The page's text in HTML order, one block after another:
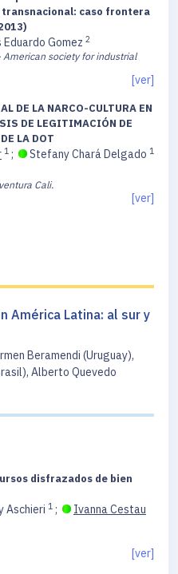
caso frontera
Eduardo Gomez 2
American society for industrial
[ver]
DE LA NARCO-CULTURA EN
DE LEGITIMACIÓN DE
LA DOT
1 ; Stefany Chará Delgado 1
Cali.
[ver]
América Latina: al sur y
Beramendi (Uruguay),
Alberto Quevedo
disfrazados de bien
Aschieri 1 ;
Ivanna Cestau
[ver]